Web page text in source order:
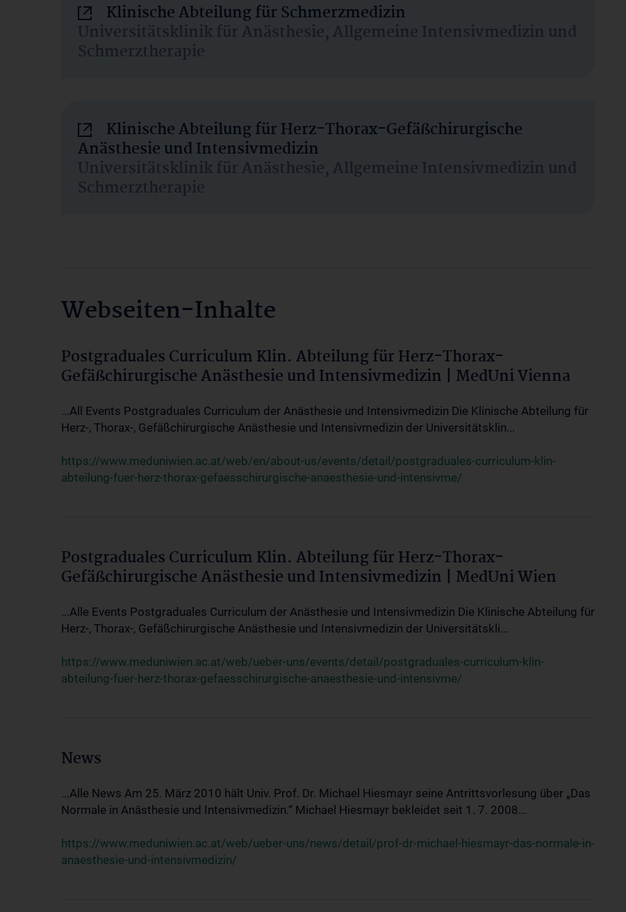
Klinische Abteilung für Schmerzmedizin
Universitätsklinik für Anästhesie, Allgemeine Intensivmedizin und
Schmerztherapie
Klinische Abteilung für Herz-Thorax-Gefäßchirurgische
Anästhesie und Intensivmedizin
Universitätsklinik für Anästhesie, Allgemeine Intensivmedizin und
Schmerztherapie
Webseiten-Inhalte
Postgraduales Curriculum Klin. Abteilung für Herz-Thorax-
Gefäßchirurgische Anästhesie und Intensivmedizin | MedUni Vienna
...All Events Postgraduales Curriculum der Anästhesie und Intensivmedizin Die Klinische Abteilung für
Herz-, Thorax-, Gefäßchirurgische Anästhesie und Intensivmedizin der Universitätsklin...
https://www.meduniwien.ac.at/web/en/about-us/events/detail/postgraduales-curriculum-klin-
abteilung-fuer-herz-thorax-gefaesschirurgische-anaesthesie-und-intensivme/
Postgraduales Curriculum Klin. Abteilung für Herz-Thorax-
Gefäßchirurgische Anästhesie und Intensivmedizin | MedUni Wien
...Alle Events Postgraduales Curriculum der Anästhesie und Intensivmedizin Die Klinische Abteilung für
Herz-, Thorax-, Gefäßchirurgische Anästhesie und Intensivmedizin der Universitätskli...
https://www.meduniwien.ac.at/web/ueber-uns/events/detail/postgraduales-curriculum-klin-
abteilung-fuer-herz-thorax-gefaesschirurgische-anaesthesie-und-intensivme/
News
...Alle News Am 25. März 2010 hält Univ. Prof. Dr. Michael Hiesmayr seine Antrittsvorlesung über „Das
Normale in Anästhesie und Intensivmedizin.“ Michael Hiesmayr bekleidet seit 1. 7. 2008...
https://www.meduniwien.ac.at/web/ueber-uns/news/detail/prof-dr-michael-hiesmayr-das-normale-in-
anaesthesie-und-intensivmedizin/